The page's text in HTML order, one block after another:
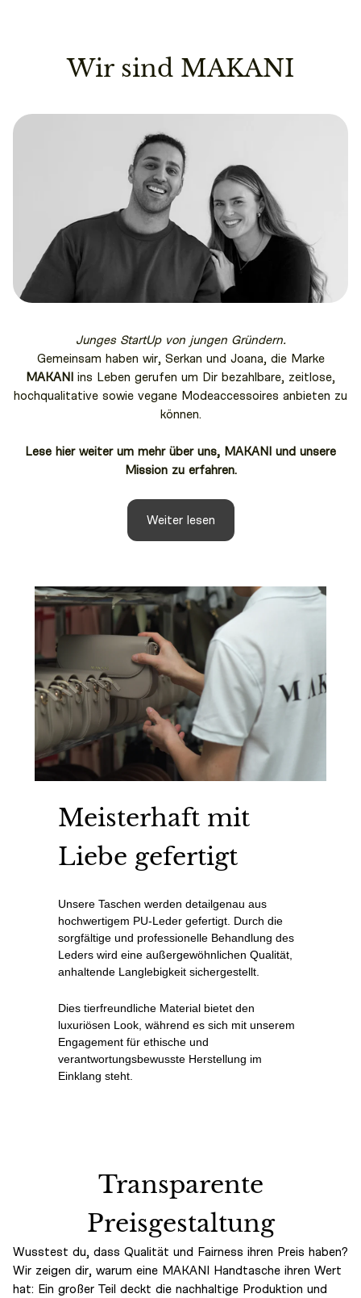
Wir sind MAKANI
Junges StartUp von jungen Gründern.
Gemeinsam haben wir, Serkan und Joana, die Marke
MAKANI
ins Leben gerufen um Dir bezahlbare, zeitlose,
hochqualitative sowie vegane Modeaccessoires anbieten zu
können.
Lese hier weiter um mehr über uns, MAKANI und unsere
Mission zu erfahren.
Weiter lesen
Meisterhaft mit
Liebe gefertigt
Unsere Taschen werden detailgenau aus
hochwertigem PU-Leder gefertigt. Durch die
sorgfältige und professionelle Behandlung des
Leders wird eine außergewöhnlichen Qualität,
anhaltende Langlebigkeit sichergestellt.
Dies tierfreundliche Material bietet den
luxuriösen Look, während es sich mit unserem
Engagement für ethische und
verantwortungsbewusste Herstellung im
Einklang steht.
Transparente
Preisgestaltung
Wusstest du, dass Qualität und Fairness ihren Preis haben?
Wir zeigen dir, warum eine MAKANI Handtasche ihren Wert
hat: Ein großer Teil deckt die nachhaltige Produktion und